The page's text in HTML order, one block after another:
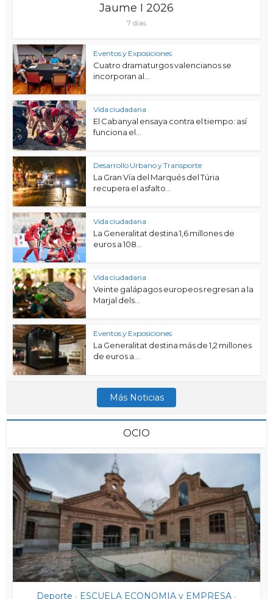
Jaume I 2026
7 días
Eventos y Exposiciones
Cuatro dramaturgos valencianos se
incorporan al...
Vida ciudadana
El Cabanyal ensaya contra el tiempo: así
funciona el...
Desarrollo Urbano y Transporte
La Gran Vía del Marqués del Túria
recupera el asfalto...
Vida ciudadana
La Generalitat destina 1,6 millones de
euros a 108...
Vida ciudadana
Veinte galápagos europeos regresan a la
Marjal dels...
Eventos y Exposiciones
La Generalitat destina más de 1,2 millones
de euros a...
Más Noticias
OCIO
Deporte • ESCUELA ECONOMIA y EMPRESA •